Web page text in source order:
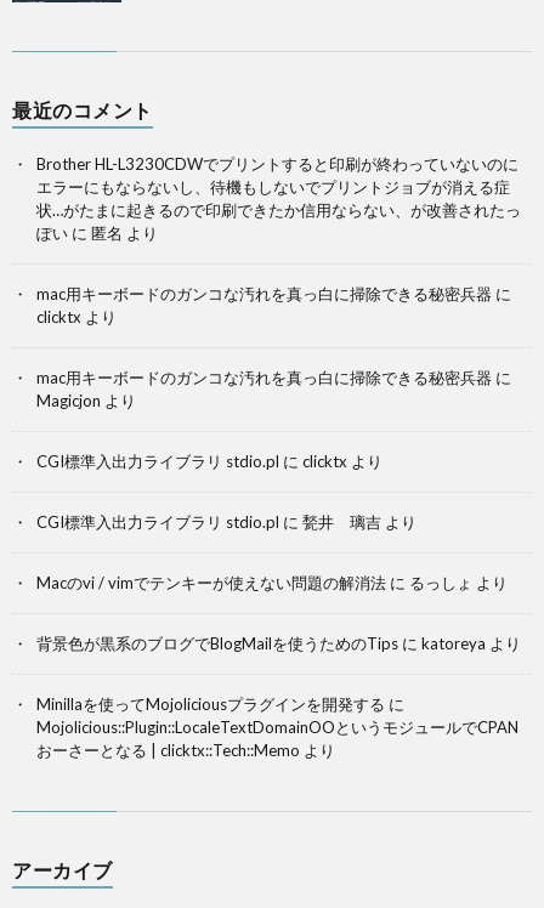
最近のコメント
Brother HL-L3230CDWでプリントすると印刷が終わっていないのに
エラーにもならないし、待機もしないでプリントジョブが消える症
状…がたまに起きるので印刷できたか信用ならない、が改善されたっ
ぽい に 匿名 より
mac用キーボードのガンコな汚れを真っ白に掃除できる秘密兵器 に
clicktx より
mac用キーボードのガンコな汚れを真っ白に掃除できる秘密兵器 に
Magicjon より
CGI標準入出力ライブラリ stdio.pl に clicktx より
CGI標準入出力ライブラリ stdio.pl に 甃井 璃吉 より
Macのvi / vimでテンキーが使えない問題の解消法 に るっしょ より
背景色が黒系のブログでBlogMailを使うためのTips に katoreya より
Minillaを使ってMojoliciousプラグインを開発する に
Mojolicious::Plugin::LocaleTextDomainOOというモジュールでCPAN
おーさーとなる | clicktx::Tech::Memo より
アーカイブ